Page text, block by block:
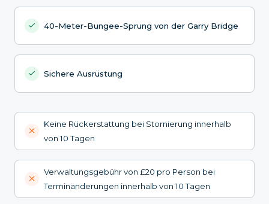
40-Meter-Bungee-Sprung von der Garry Bridge
Sichere Ausrüstung
Keine Rückerstattung bei Stornierung innerhalb
von 10 Tagen
Verwaltungsgebühr von £20 pro Person bei
Terminänderungen innerhalb von 10 Tagen